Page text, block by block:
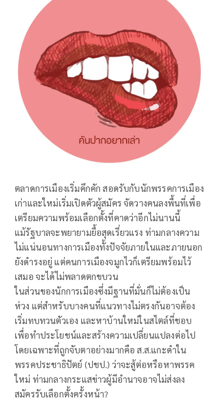
ตลาดการเมืองเริ่มคึกคัก สอดรับกับนักพรรคการเมือง
เก่าและใหม่เริ่มเปิดตัวผู้สมัคร จัดวางคนลงพื้นที่เพื่อ
เตรียมความพร้อมเลือกตั้งที่คาดว่าอีกไม่นานนี้
แม้รัฐบาลจะพยายามยื้อสุดเรี่ยวแรง ท่ามกลางความ
ไม่แน่นอนทางการเมืองทั้งปัจจัยภายในและภายนอก
ยังดำรงอยู่ แต่คนการเมืองจมูกไวก็เตรียมพร้อมไว้
เสมอ จะได้ไม่พลาดตกขบวน
ในส่วนของนักการเมืองซึ่งมีฐานที่มั่นก็ไม่ต้องเป็น
ห่วง แต่สำหรับบางคนที่แนวทางไม่ตรงกันอาจต้อง
เริ่มทบทวนตัวเอง และหาบ้านใหม่ในสไตล์ที่ชอบ
เพื่อทำประโยชน์และสร้างความเปลี่ยนแปลงต่อไป
โดยเฉพาะที่ถูกจับตาอย่างมากคือ ส.ส.แกะดำใน
พรรคประชาธิปัตย์ (ปชป.) ว่าจะสู้ต่อหรือหาพรรค
ใหม่ ท่ามกลางกระแสข่าวผู้มีอำนาจอาจไม่ส่งลง
สมัครรับเลือกตั้งครั้งหน้า?